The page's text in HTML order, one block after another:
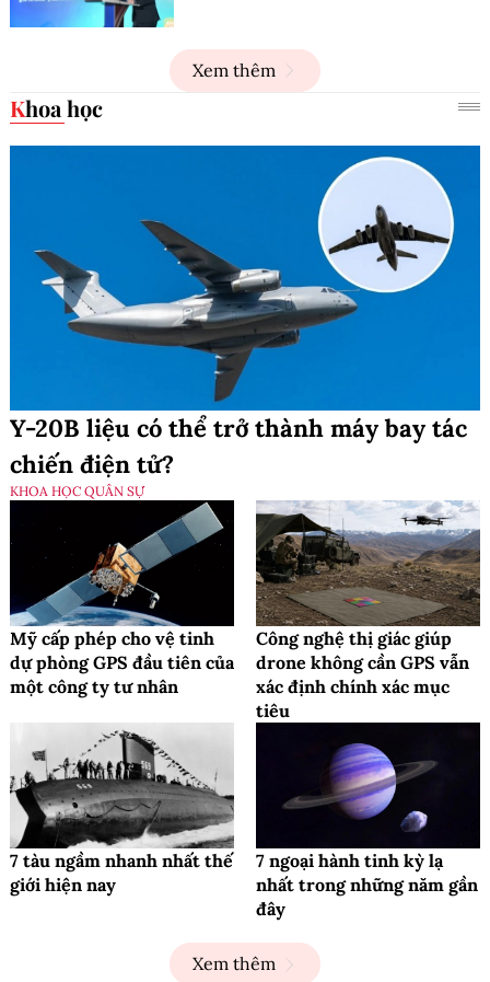
Xem thêm
Khoa học
Y-20B liệu có thể trở thành máy bay tác
chiến điện tử?
KHOA HỌC QUÂN SỰ
Mỹ cấp phép cho vệ tinh
dự phòng GPS đầu tiên của
một công ty tư nhân
Công nghệ thị giác giúp
drone không cần GPS vẫn
xác định chính xác mục
tiêu
7 tàu ngầm nhanh nhất thế
giới hiện nay
7 ngoại hành tinh kỳ lạ
nhất trong những năm gần
đây
Xem thêm